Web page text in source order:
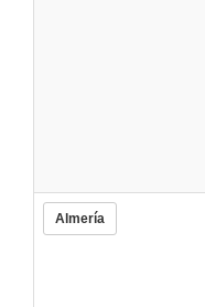
Almería